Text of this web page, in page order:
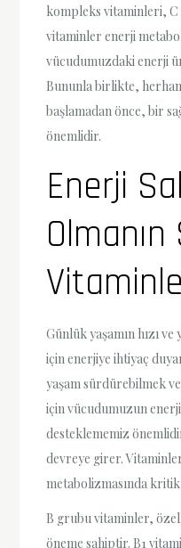
kompleks vitaminleri, C
vitaminler enerji
vücudumuzdaki enerji
Bununla birlikte,
başlamadan önce, bir
önemlidir.
Enerji
Olmanın
Günlük yaşamın hızı
için enerjiye ihtiyaç
yaşam sürdürebilmek
için vücudumuzun
desteklememiz
devreye girer.
metabolizmasında
B grubu vitaminler,
öneme sahiptir. B1